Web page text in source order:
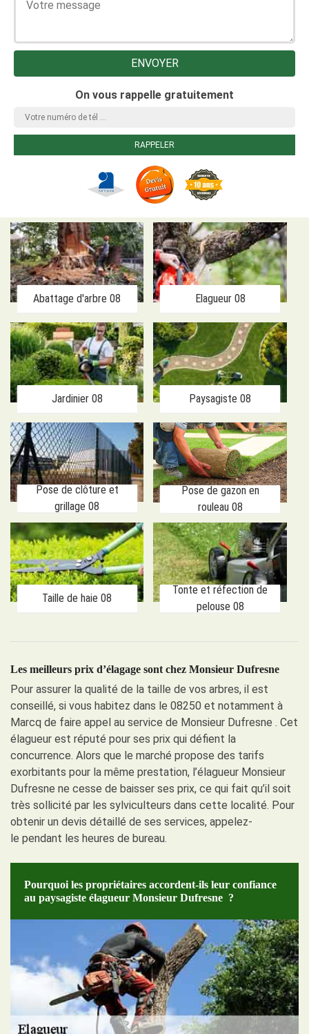
On vous rappelle gratuitement
Abattage d'arbre 08 Elagueur 08
Jardinier 08 Paysagiste 08
Pose de clôture et
grillage 08
Pose de gazon en
rouleau 08
Taille de haie 08
Tonte et réfection de
pelouse 08
Les meilleurs prix d’élagage sont chez Monsieur Dufresne
Pour assurer la qualité de la taille de vos arbres, il est
conseillé, si vous habitez dans le 08250 et notamment à
Marcq de faire appel au service de Monsieur Dufresne . Cet
élagueur est réputé pour ses prix qui défient la
concurrence. Alors que le marché propose des tarifs
exorbitants pour la même prestation, l’élagueur Monsieur
Dufresne ne cesse de baisser ses prix, ce qui fait qu’il soit
très sollicité par les sylviculteurs dans cette localité. Pour
obtenir un devis détaillé de ses services, appelez-
le pendant les heures de bureau.
Pourquoi les propriétaires accordent-ils leur confiance
au paysagiste élagueur Monsieur Dufresne ?